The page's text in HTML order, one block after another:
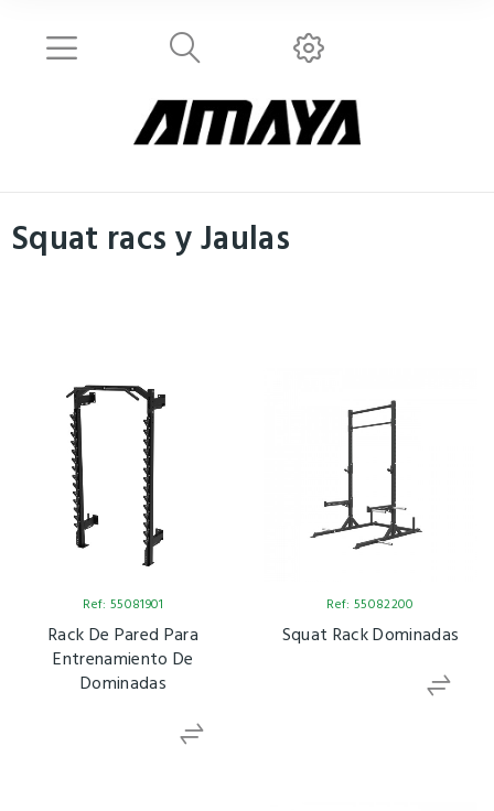
Squat racs y Jaulas
Ref: 55081901
Rack De Pared Para
Entrenamiento De
Dominadas
Ref: 55082200
Squat Rack Dominadas